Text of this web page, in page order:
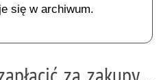
się w archiwum.